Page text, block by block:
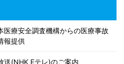
医療安全調査機構からの医療事故
報提供
送(NHK Eテレ)のご案内